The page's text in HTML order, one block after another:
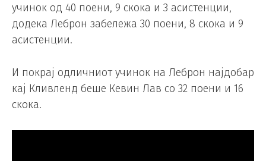
учинок од 40 поени, 9 скока и 3 асистенции,
додека Леброн забележа 30 поени, 8 скока и 9
асистенции.
И покрај одличниот учинок на Леброн најдобар
кај Кливленд беше Кевин Лав со 32 поени и 16
скока.